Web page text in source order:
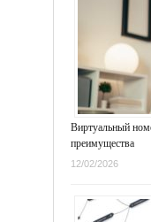
Виртуальный
преимущества
12/02/2026